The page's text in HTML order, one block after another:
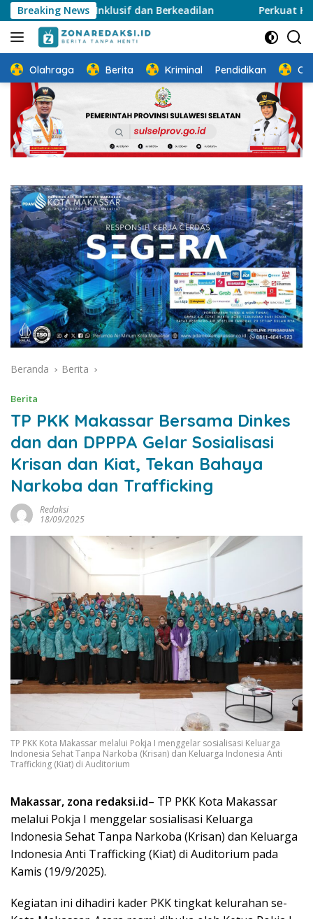
Langsung
ke
konten
Breaking News
Inklusif dan Berkeadilan Perkuat Ketahanan
Olahraga Berita Kriminal Pendidikan
Beranda Berita
Berita
TP PKK Makassar Bersama Dinkes
dan dan DPPPA Gelar Sosialisasi
Krisan dan Kiat, Tekan Bahaya
Narkoba dan Trafficking
Redaksi
18/09/2025
TP PKK Kota Makassar melalui Pokja I menggelar sosialisasi Keluarga
Indonesia Sehat Tanpa Narkoba (Krisan) dan Keluarga Indonesia Anti
Trafficking (Kiat) di Auditorium
Makassar, zona redaksi.id– TP PKK Kota Makassar
melalui Pokja I menggelar sosialisasi Keluarga
Indonesia Sehat Tanpa Narkoba (Krisan) dan Keluarga
Indonesia Anti Trafficking (Kiat) di Auditorium pada
Kamis (19/9/2025).
Kegiatan ini dihadiri kader PKK tingkat kelurahan se-